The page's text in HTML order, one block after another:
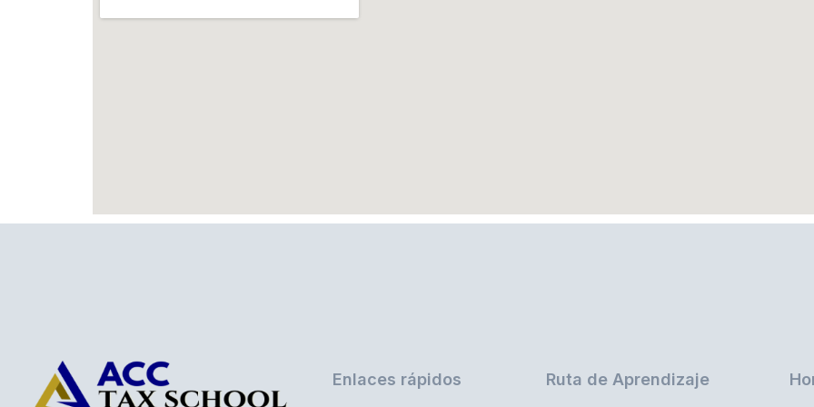
Enlaces rápidos Ruta de Aprendizaje